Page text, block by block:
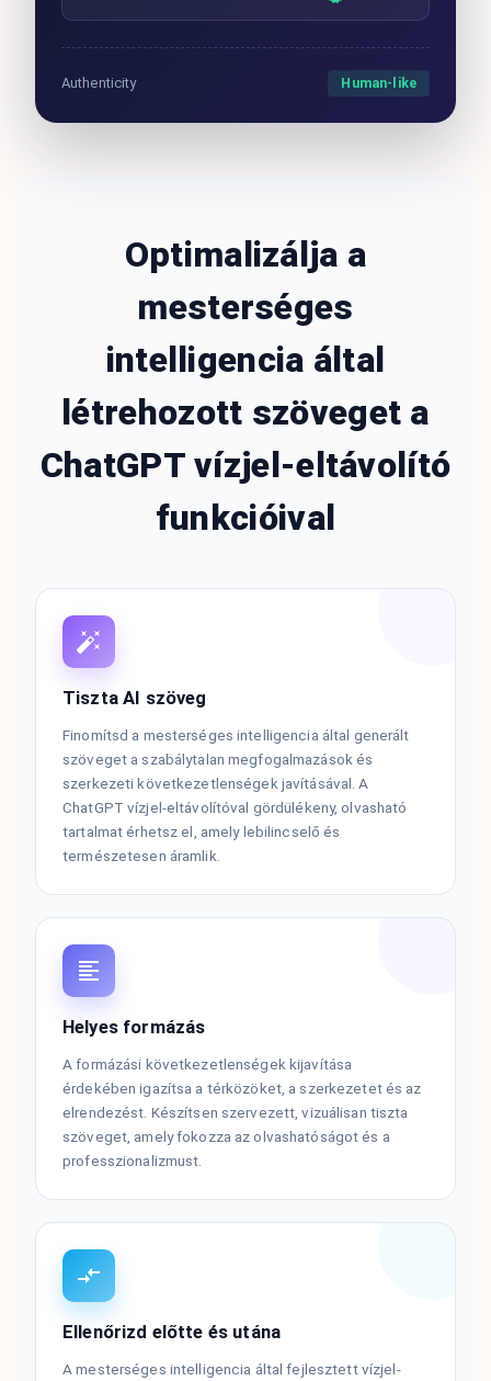
Authenticity Human-like
Optimalizálja a
mesterséges
intelligencia által
létrehozott szöveget a
ChatGPT vízjel-eltávolító
funkcióival
Tiszta AI szöveg
Finomítsd a mesterséges intelligencia által generált
szöveget a szabálytalan megfogalmazások és
szerkezeti következetlenségek javításával. A
ChatGPT vízjel-eltávolítóval gördülékeny, olvasható
tartalmat érhetsz el, amely lebilincselő és
természetesen áramlik.
Helyes formázás
A formázási következetlenségek kijavítása
érdekében igazítsa a térközöket, a szerkezetet és az
elrendezést. Készítsen szervezett, vizuálisan tiszta
szöveget, amely fokozza az olvashatóságot és a
professzionalizmust.
Ellenőrizd előtte és utána
A mesterséges intelligencia által fejlesztett vízjel-